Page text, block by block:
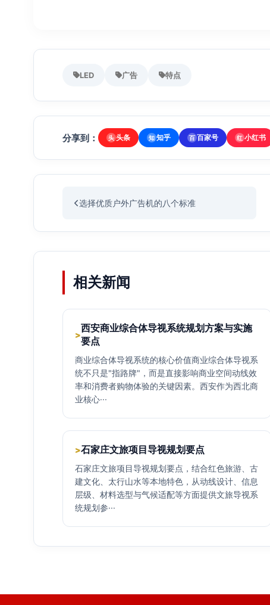
LED 广告 特点
分享到： 头 头条 知 知乎 百 百家号 红 小红书
选择优质户外广告机的八个标准
相关新闻
>
西安商业综合体导视系统规划方案与实施
要点
商业综合体导视系统的核心价值商业综合体导视系
统不只是"指路牌"，而是直接影响商业空间动线效
率和消费者购物体验的关键因素。西安作为西北商
业核心···
>石家庄文旅项目导视规划要点
石家庄文旅项目导视规划要点，结合红色旅游、古
建文化、太行山水等本地特色，从动线设计、信息
层级、材料选型与气候适配等方面提供文旅导视系
统规划参···